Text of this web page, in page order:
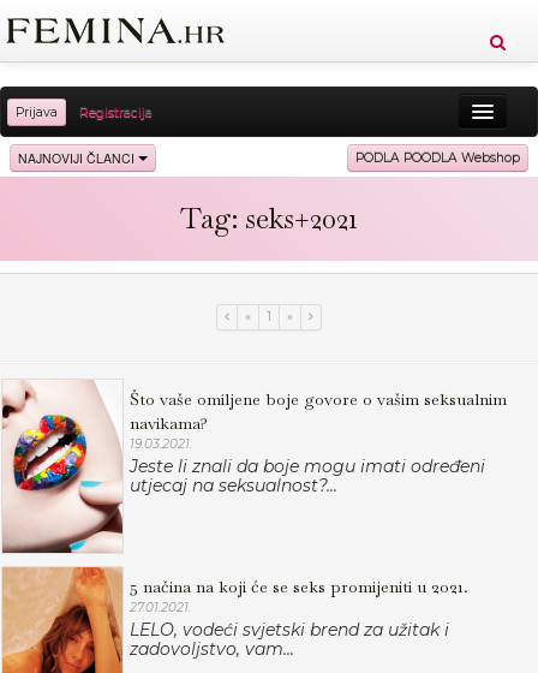
Prijava Registracija
Sreća Zdravlje Vitkost
Ljubav
NAJNOVIJI ČLANCI PODLA POODLA Webshop
Tag: seks+2021
« 1 »
Što vaše omiljene boje govore o vašim seksualnim
navikama?
19.03.2021.
Jeste li znali da boje mogu imati određeni
utjecaj na seksualnost?...
5 načina na koji će se seks promijeniti u 2021.
27.01.2021.
LELO, vodeći svjetski brend za užitak i
zadovoljstvo, vam...